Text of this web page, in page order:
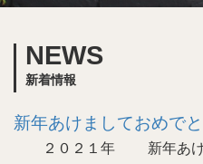
NEWS
新着情報
新年あけましておめで
２０２１年 新年あけ